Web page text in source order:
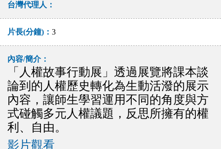
台灣代理人：
片長(分鐘)：3
內容/簡介：
「人權故事行動展」透過展覽將課本談
論到的人權歷史轉化為生動活潑的展示
內容，讓師生學習運用不同的角度與方
式碰觸多元人權議題，反思所擁有的權
利、自由。
影片觀看